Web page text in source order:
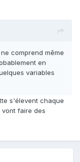
comprend même
en
variables
s'élevent chaque
faire des